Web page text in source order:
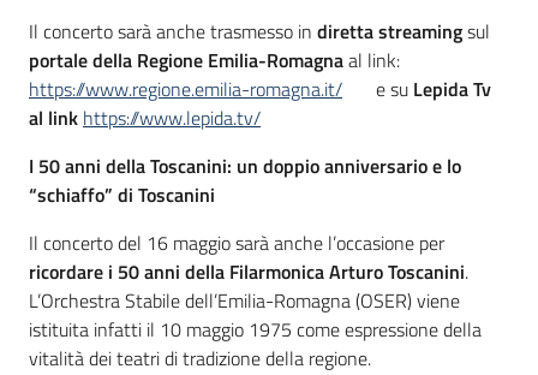
Il concerto sarà anche trasmesso in diretta streamingsul
portale della Regione Emilia-Romagnaal link:
https://www.regione.emilia-romagna.it/
e su Lepida Tv
al link https://www.lepida.tv/
I 50 anni della Toscanini: un doppio anniversario e lo
“schiaffo” di Toscanini
Il concerto del 16 maggio sarà anche l’occasione per
ricordare i 50 anni della Filarmonica Arturo Toscanini.
L’Orchestra Stabile dell’Emilia-Romagna (OSER) viene
istituita infatti il 10 maggio 1975 come espressione della
vitalità dei teatri di tradizione della regione.